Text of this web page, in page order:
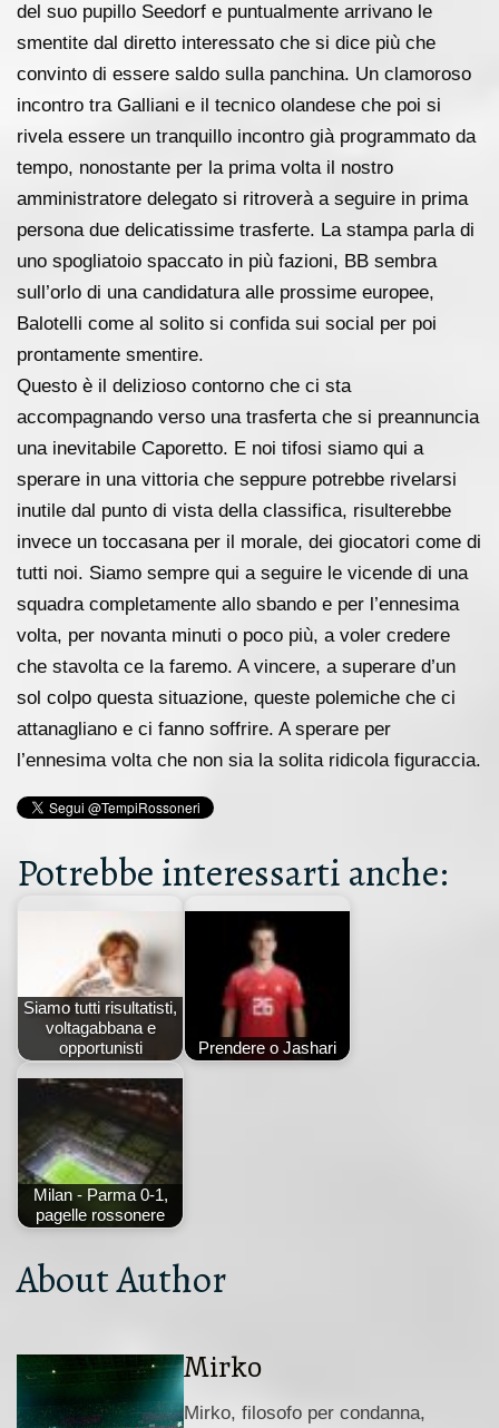
del suo pupillo Seedorf e puntualmente arrivano le
smentite dal diretto interessato che si dice più che
convinto di essere saldo sulla panchina. Un clamoroso
incontro tra Galliani e il tecnico olandese che poi si
rivela essere un tranquillo incontro già programmato da
tempo, nonostante per la prima volta il nostro
amministratore delegato si ritroverà a seguire in prima
persona due delicatissime trasferte. La stampa parla di
uno spogliatoio spaccato in più fazioni, BB sembra
sull’orlo di una candidatura alle prossime europee,
Balotelli come al solito si confida sui social per poi
prontamente smentire.
Questo è il delizioso contorno che ci sta
accompagnando verso una trasferta che si preannuncia
una inevitabile Caporetto. E noi tifosi siamo qui a
sperare in una vittoria che seppure potrebbe rivelarsi
inutile dal punto di vista della classifica, risulterebbe
invece un toccasana per il morale, dei giocatori come di
tutti noi. Siamo sempre qui a seguire le vicende di una
squadra completamente allo sbando e per l’ennesima
volta, per novanta minuti o poco più, a voler credere
che stavolta ce la faremo. A vincere, a superare d’un
sol colpo questa situazione, queste polemiche che ci
attanagliano e ci fanno soffrire. A sperare per
l’ennesima volta che non sia la solita ridicola figuraccia.
Potrebbe interessarti anche:
Siamo tutti risultatisti,
voltagabbana e
opportunisti
Prendere o Jashari
Milan - Parma 0-1,
pagelle rossonere
About Author
Mirko
Mirko, filosofo per condanna,